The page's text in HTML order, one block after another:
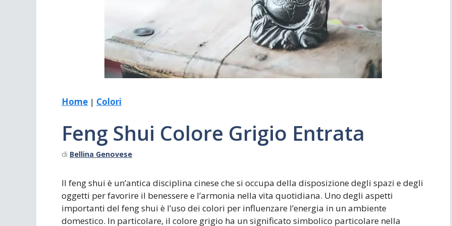
Ufficio
Home | Colori
Feng Shui Colore Grigio Entrata
di Bellina Genovese
Il feng shui è un’antica disciplina cinese che si occupa della disposizione degli spazi e degli
oggetti per favorire il benessere e l’armonia nella vita quotidiana. Uno degli aspetti
importanti del feng shui è l’uso dei colori per influenzare l’energia in un ambiente
domestico. In particolare, il colore grigio ha un significato simbolico particolare nella